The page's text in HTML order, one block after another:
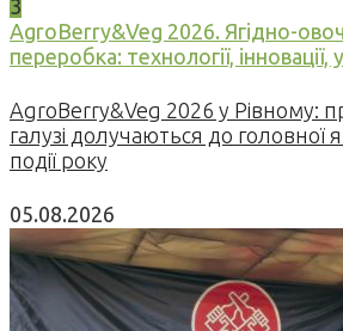
3
AgroBerry&Veg 2026. Ягідно-
переробка: технології, інновації,
AgroBerry&Veg 2026 у Рівному:
галузі долучаються до головної
події року
05.08.2026